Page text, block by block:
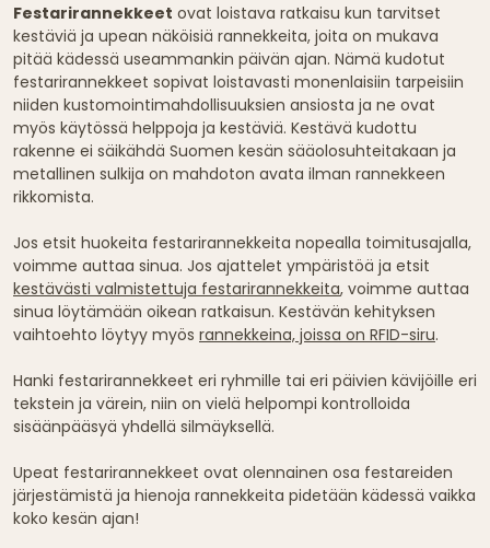
Festarirannekkeet ovat loistava ratkaisu kun tarvitset
kestäviä ja upean näköisiä rannekkeita, joita on mukava
pitää kädessä useammankin päivän ajan. Nämä kudotut
festarirannekkeet sopivat loistavasti monenlaisiin tarpeisiin
niiden kustomointimahdollisuuksien ansiosta ja ne ovat
myös käytössä helppoja ja kestäviä. Kestävä kudottu
rakenne ei säikähdä Suomen kesän sääolosuhteitakaan ja
metallinen sulkija on mahdoton avata ilman rannekkeen
rikkomista.
Jos etsit huokeita festarirannekkeita nopealla toimitusajalla,
voimme auttaa sinua. Jos ajattelet ympäristöä ja etsit
kestävästi valmistettuja festarirannekkeita, voimme auttaa
sinua löytämään oikean ratkaisun. Kestävän kehityksen
vaihtoehto löytyy myös rannekkeina, joissa on RFID-siru.
Hanki festarirannekkeet eri ryhmille tai eri päivien kävijöille eri
tekstein ja värein, niin on vielä helpompi kontrolloida
sisäänpääsyä yhdellä silmäyksellä.
Upeat festarirannekkeet ovat olennainen osa festareiden
järjestämistä ja hienoja rannekkeita pidetään kädessä vaikka
koko kesän ajan!